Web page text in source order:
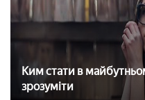
Ким стати в
зрозуміти